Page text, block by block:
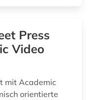
entwicklungszusammenarbeit (2)
Press
Video
mit Academic
orientierte